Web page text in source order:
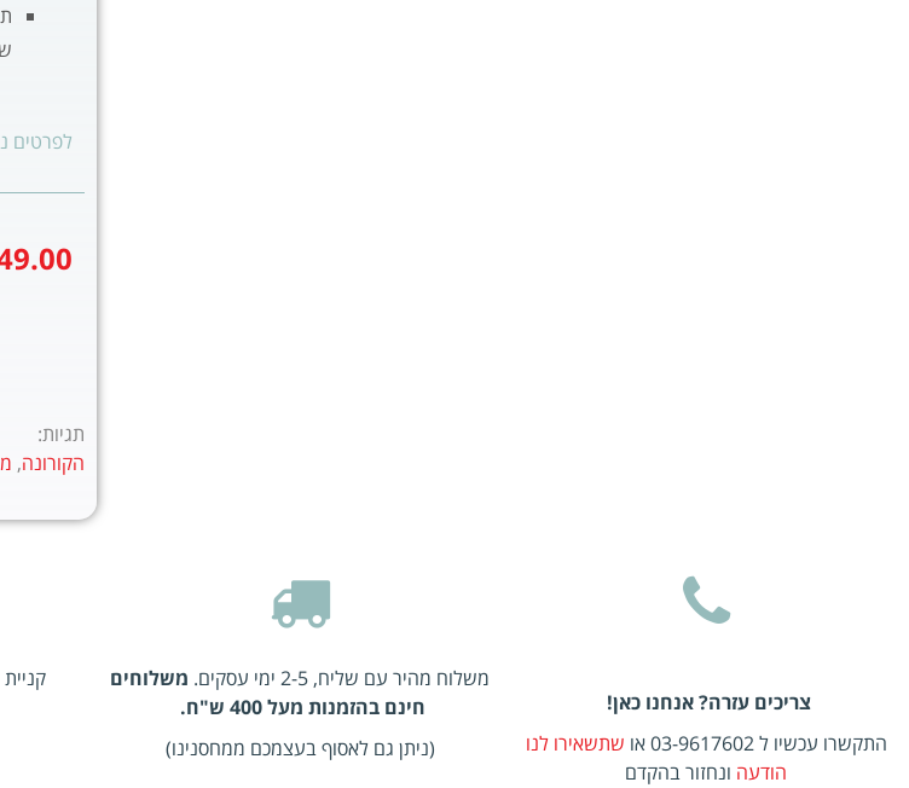
לפרטים
תגיות:
הקורונה,
צריכים עזרה? אנחנו כאן!
התקשרו עכשיו ל 03-9617602 או
שתשאירו לנו
הודעה ונחזור בהקדם
משלוח מהיר עם שליח, 2-5 ימי עסקים.
משלוחים
חינם בהזמנות מעל 400 ש"ח.
(ניתן גם לאסוף בעצמכם ממחסנינו)